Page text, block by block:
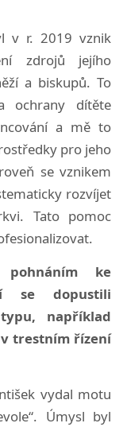
v r. 2019 vznik
zdrojů jejího
a biskupů. To
ochrany dítěte
a mě to
pro jeho
se vznikem
rozvíjet
Tato pomoc
ke
se dopustili
například
trestním řízení
vydal motu
Úmysl byl